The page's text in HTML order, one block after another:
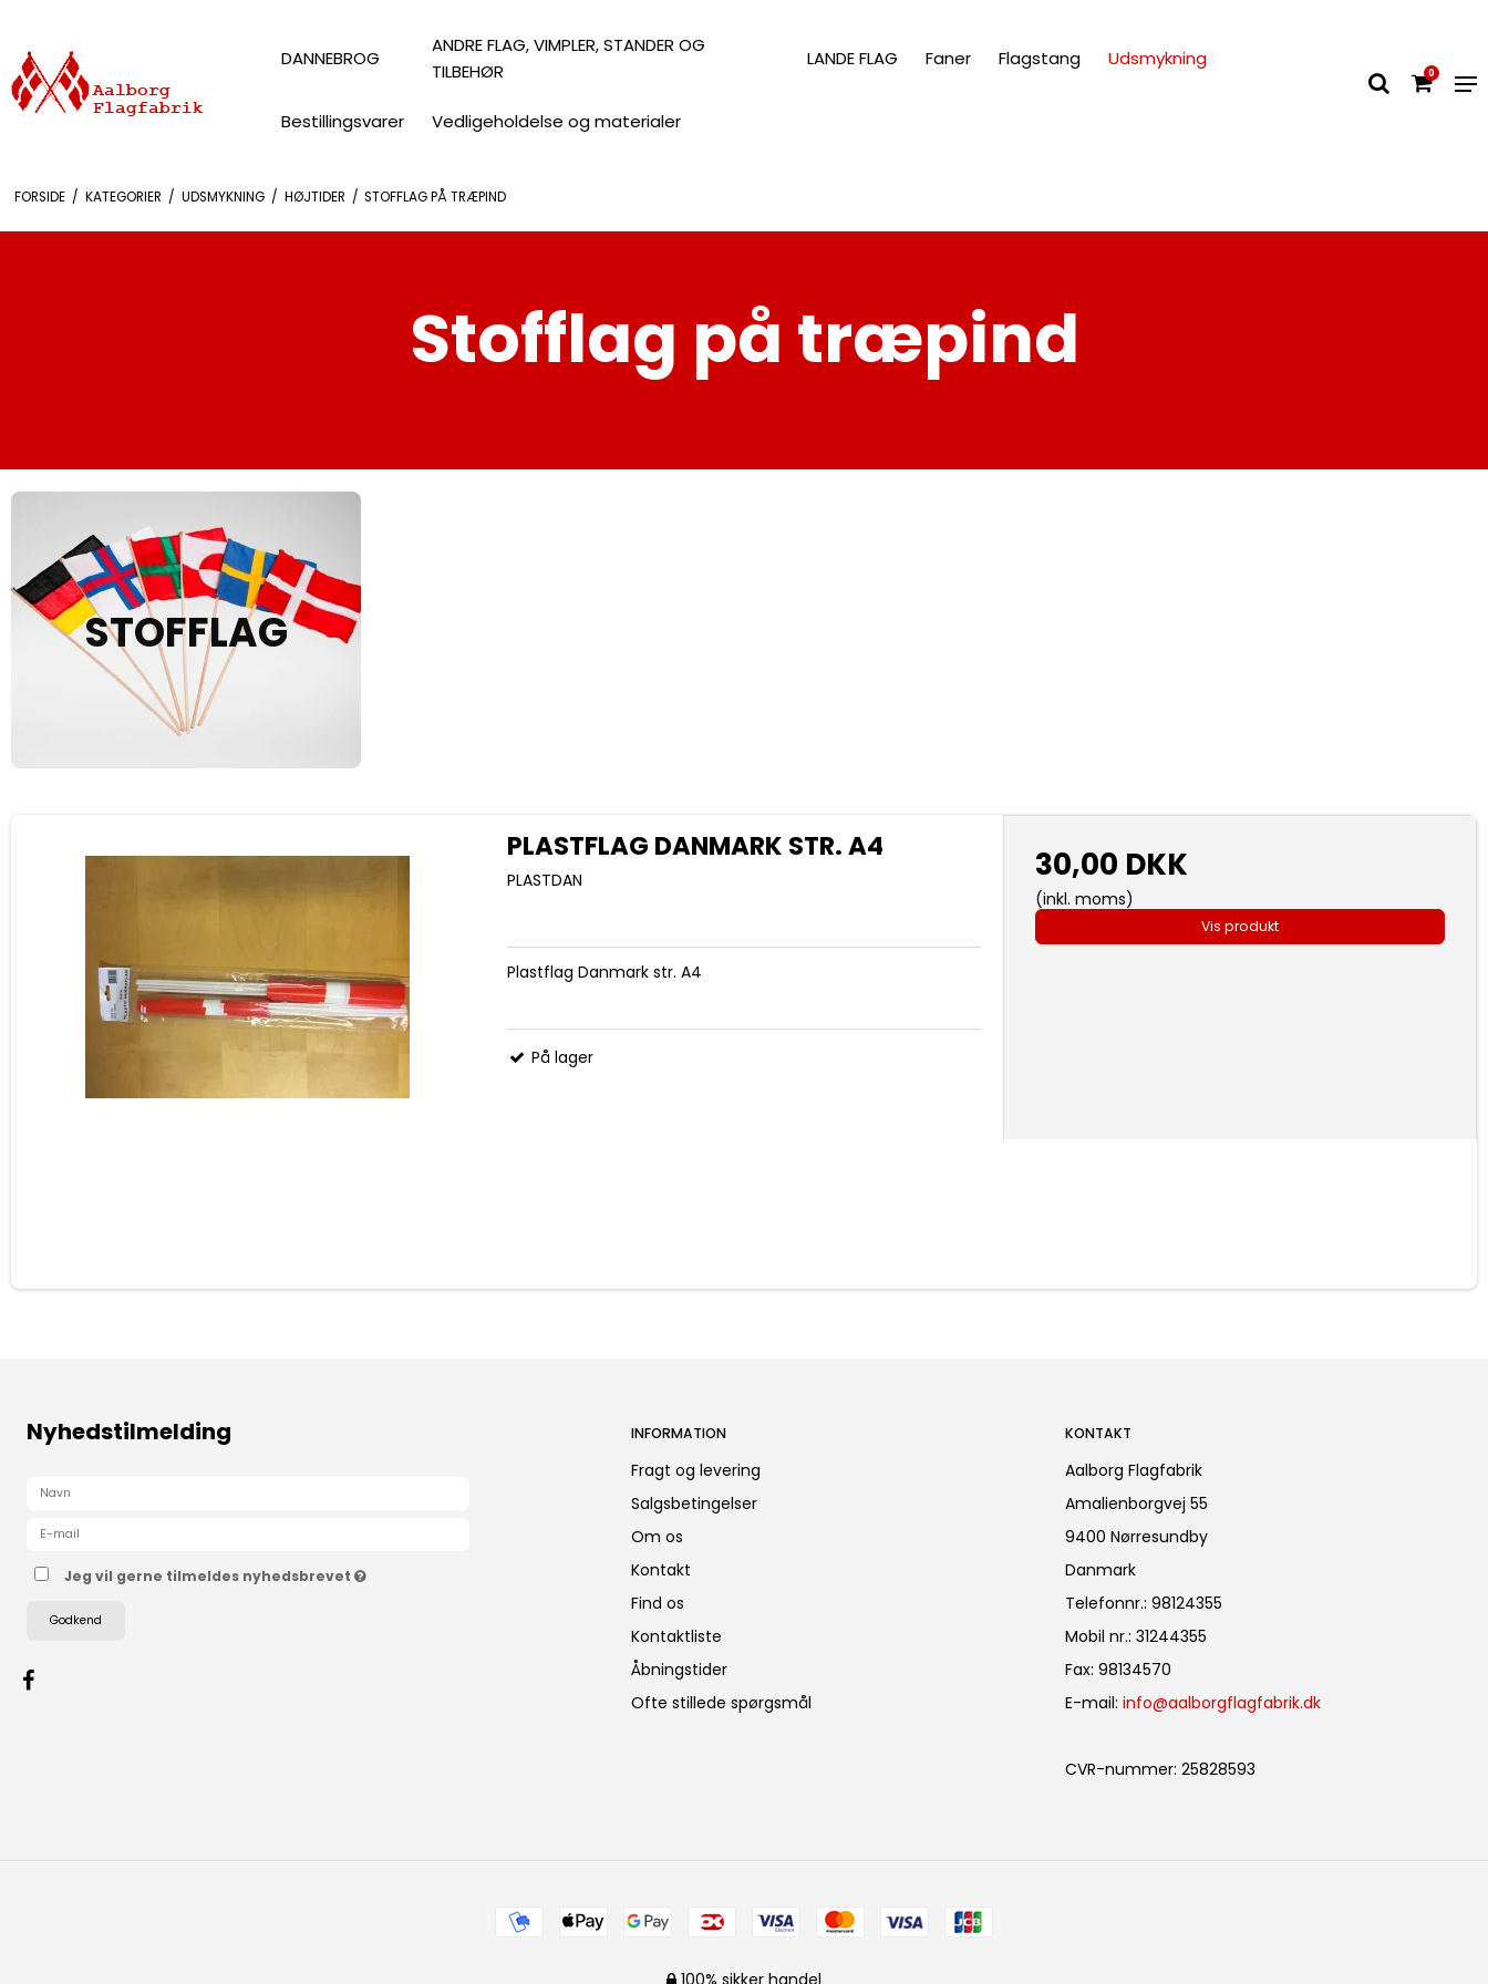
DANNEBROG
ANDRE FLAG, VIMPLER, STANDER OG
TILBEHØR
LANDE FLAG Faner Flagstang Udsmykning
Bestillingsvarer Vedligeholdelse og materialer
0
FORSIDE / KATEGORIER / UDSMYKNING / HØJTIDER / STOFFLAG PÅ TRÆPIND
Stofflag på træpind
STOFFLAG
PLASTFLAG DANMARK STR. A4
PLASTDAN
Plastflag Danmark str. A4
På lager
30,00 DKK
(inkl. moms)
Vis produkt
Nyhedstilmelding
Jeg vil gerne tilmeldes nyhedsbrevet
Godkend
INFORMATION
Fragt og levering
Salgsbetingelser
Om os
Kontakt
Find os
Kontaktliste
Åbningstider
Ofte stillede spørgsmål
KONTAKT
Aalborg Flagfabrik
Amalienborgvej 55
9400 Nørresundby
Danmark
Telefonnr.: 98124355
Mobil nr.: 31244355
Fax: 98134570
E-mail: info@aalborgflagfabrik.dk
CVR-nummer: 25828593
100% sikker handel